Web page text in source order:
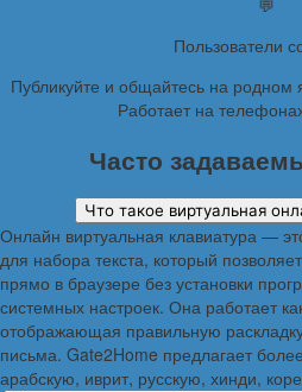
Пользователи
Публикуйте и общайтесь на
Работает на
Часто
Что такое виртуальная
Онлайн виртуальная клавиатура —
для набора текста, который
прямо в браузере без установки
системных настроек. Она работает
отображающая правильную
письма. Gate2Home предлагает
арабскую, иврит, русскую, хинди,